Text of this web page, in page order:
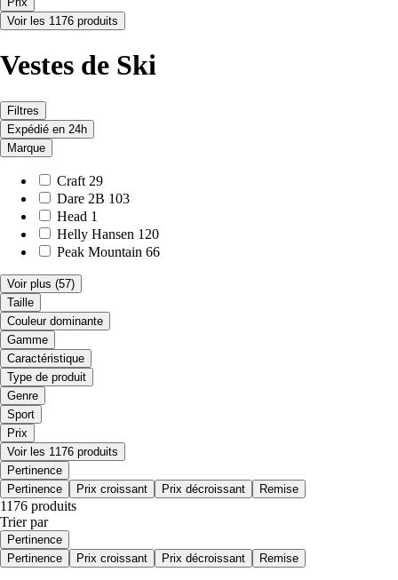
Voir les 1176 produits
Vestes de Ski
Filtres
Expédié en 24h
Marque
Craft 29
Dare 2B 103
Head 1
Helly Hansen 120
Peak Mountain 66
Voir plus (57)
Taille
Couleur dominante
Gamme
Caractéristique
Type de produit
Genre
Sport
Prix
Voir les 1176 produits
Pertinence
Pertinence
Prix croissant Prix décroissant Remise
1176 produits
Trier par
Pertinence
Pertinence
Prix croissant Prix décroissant Remise